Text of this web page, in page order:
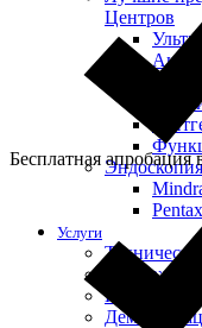
Центров
Эндоскопия
Pentax
Услуги
Монтаж и
Бесплатная апробация